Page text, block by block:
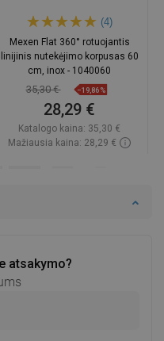
atsakymo?
(4)
Mexen Flat 360° rotuojantis
linijinis nutekėjimo korpusas 60
cm, inox - 1040060
35,30 € −19,86%
28,29 €
Katalogo kaina: 35,30 €
Mažiausia kaina: 28,29 €